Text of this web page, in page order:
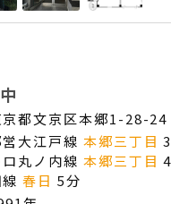
京都文京区本郷1-28-24
大江戸線 本郷三丁目
ロ丸ノ内線 本郷三丁目
線春日 5分